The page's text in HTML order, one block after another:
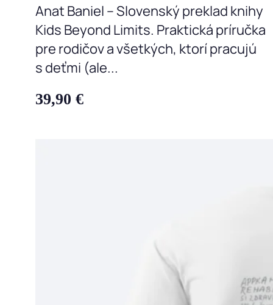
Anat Baniel – Slovenský preklad knihy
Kids Beyond Limits. Praktická príručka
pre rodičov a všetkých, ktorí pracujú
s deťmi (ale...
39,90 €